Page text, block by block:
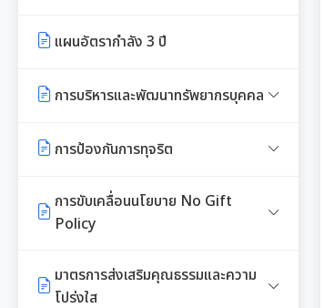
ข้าราชการ
อบรม
และข้าราชการท้องถิ่น
นโยบายคุ้มครองข้อมูลส่วนบุคคล
ปี รอบ 6 เดือน
รายงานผลการใช้จ่ายงบประมาณ
แผนการจัดซื้อจัดจ้างหรือแผนการ
สรุปผลการจัดซื้อจัดจ้าง หรือการ
จัดหาพัสดุประจำปี
รายการการจัดซื้อจัดจ้างหรือการ
แผนอัตรากำลัง 3 ปี
การบริหารและพัฒนาทรัพยากรบุคคล
หลักเกณฑ์การบริหารและพัฒนา
แผนการบริหารและพัฒนาทรัพยากร
บุคคล
รายงานผลการบริหารและพัฒนา
ทรัพยากรบุคคลประจำปี
การป้องกันการทุจริต
แนวปฏิบัติการจัดการเรื่องร้องเรียน
การทุจริตฯ
ข้อมูลสถิติเรื่องร้องเรียนการทุจริต
และประพฤติมิชอบ
การขับเคลื่อนนโยบาย No Gift
Policy
ประกาศเจตนารมณ์นโยบาย No
Gift Policy
มาตรการส่งเสริมคุณธรรมและความ
โปร่งใส